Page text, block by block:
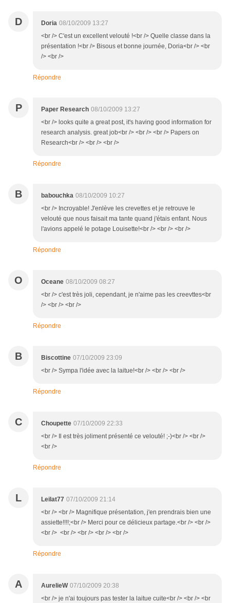
D Doria 08/10/2009 13:27
<br /> C'est un excellent velouté !<br /> Quelle classe dans la
présentation !<br /> Bisous et bonne journée, Doria<br /> <br
/> <br />
Répondre
P Paper Research 08/10/2009 13:27
<br /> looks quite a great post, it's having good information for
research analysis. great job<br /> <br /> <br /> Papers on
Research<br /> <br /> <br />
Répondre
B babouchka 08/10/2009 10:27
<br /> Incroyable! J'enlève les crevettes et je retrouve le
velouté que nous faisait ma tante quand j'étais enfant. Nous
l'avions appelé le potage Louisette!<br /> <br /> <br />
Répondre
O Oceane 08/10/2009 08:27
<br /> c'est très joli, cependant, je n'aime pas les creevttes<br
/> <br /> <br />
Répondre
B Biscottine 07/10/2009 23:09
<br /> Sympa l'idée avec la laitue!<br /> <br /> <br />
Répondre
C Choupette 07/10/2009 22:33
<br /> Il est très joliment présenté ce velouté! ;-)<br /> <br />
<br />
Répondre
L Leilat77 07/10/2009 21:14
<br /> <br /> Magnifique présentation, j'en prendrais bien une
assiette!!!!;<br /> Merci pour ce délicieux partage.<br /> <br />
<br /> <br /> <br /> <br /> <br />
Répondre
A AurelieW 07/10/2009 20:38
<br /> je n'ai toujours pas tester la laitue cuite<br /> <br /> <br